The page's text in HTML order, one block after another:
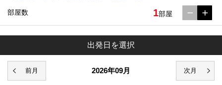
部屋数 1部屋
出発日を選択
2026年09月